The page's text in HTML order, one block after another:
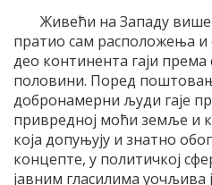
Живећи на Западу
пратио сам расположења и
део континента гаји према
половини. Поред
добронамерни људи гаје
привредној моћи земље и
која допуњују и знатно
концепте, у политичкој
јавним гласилима уочљива